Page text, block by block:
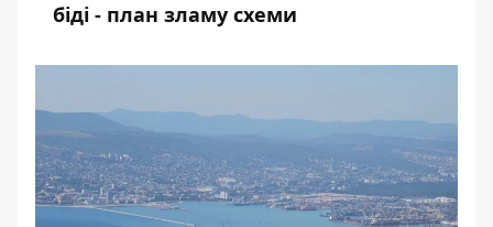
біді - план зламу схеми